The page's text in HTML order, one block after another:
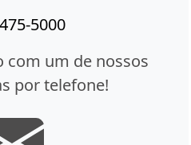
5000
com um de nossos
por telefone!